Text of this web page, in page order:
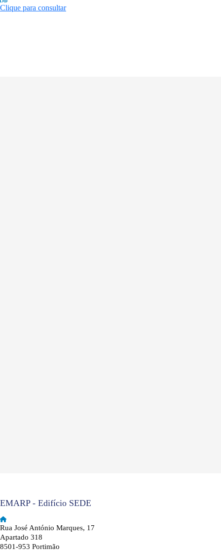
Clique para consultar
EMARP - Edifício SEDE
Rua José António Marques, 17
Apartado 318
8501-953 Portimão